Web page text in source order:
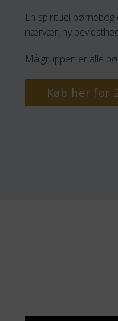
En spirituel
nærvær, ny
Målgruppen er alle
Køb her for